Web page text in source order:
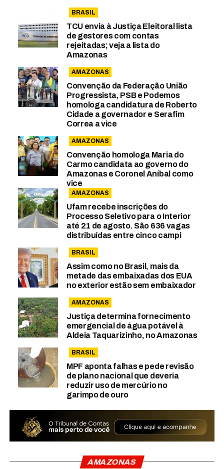
BRASIL
TCU envia à Justiça Eleitoral lista
de gestores com contas
rejeitadas; veja a lista do
Amazonas
AMAZONAS
Convenção da Federação União
Progressista, PSB e Podemos
homologa candidatura de Roberto
Cidade a governador e Serafim
Correa a vice
AMAZONAS
Convenção homologa Maria do
Carmo candidata ao governo do
Amazonas e Coronel Aníbal como
vice
AMAZONAS
Ufam recebe inscrições do
Processo Seletivo para o Interior
até 21 de agosto. São 636 vagas
distribuídas entre cinco campi
BRASIL
Assim como no Brasil, mais da
metade das embaixadas dos EUA
no exterior estão sem embaixador
AMAZONAS
Justiça determina fornecimento
emergencial de água potável à
Aldeia Taquarizinho, no Amazonas
BRASIL
MPF aponta falhas e pede revisão
de plano nacional que deveria
reduzir uso de mercúrio no
garimpo de ouro
AMAZONAS